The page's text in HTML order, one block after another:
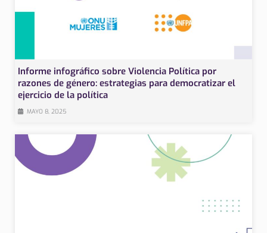
Informe infográfico sobre Violencia Política por
razones de género: estrategias para democratizar el
ejercicio de la política
MAYO 8, 2025